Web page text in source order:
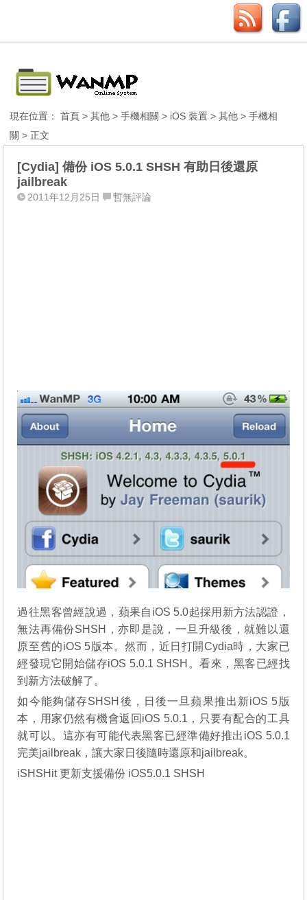
現在位置：首頁 >其他 >手機相關 > iOS 裝置 >其他 >手機相
關 > 正文
[Cydia] 備份 iOS 5.0.1 SHSH 有助日後還原
jailbreak
2011年12月25日 暫無評論
過往黑客曾經說過，蘋果自iOS 5.0起採用新方法認證，
無法再備份SHSH，亦即是說，一旦升級後，就難以還
原至舊的iOS 5版本。然而，近日打開Cydia時，大家已
經發現它開始儲存iOS 5.0.1 SHSH。看來，黑客已經找
到新方法破解了。
如今能夠儲存SHSH後，日後一旦蘋果推出新iOS 5版
本，用家仍然有機會返回iOS 5.0.1，只要有配合的工具
就可以。這亦有可能代表黑客已經準備好推出iOS 5.0.1
完美jailbreak，讓大家日後隨時還原和jailbreak。
iSHSHit 更新支援備份 iOS5.0.1 SHSH